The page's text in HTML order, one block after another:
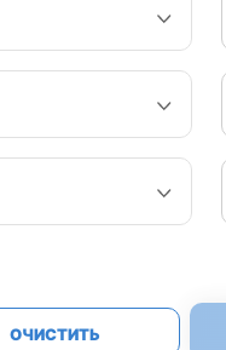
Audi
ОЧИСТИТЬ